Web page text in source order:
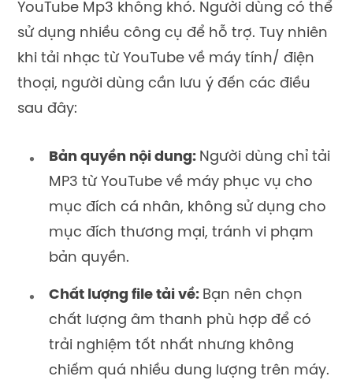
YouTube Mp3 không khó. Người dùng có thể
sử dụng nhiều công cụ để hỗ trợ. Tuy nhiên
khi tải nhạc từ YouTube về máy tính/ điện
thoại, người dùng cần lưu ý đến các điều
sau đây:
Bản quyền nội dung: Người dùng chỉ tải
MP3 từ YouTube về máy phục vụ cho
mục đích cá nhân, không sử dụng cho
mục đích thương mại, tránh vi phạm
bản quyền.
Chất lượng file tải về: Bạn nên chọn
chất lượng âm thanh phù hợp để có
trải nghiệm tốt nhất nhưng không
chiếm quá nhiều dung lượng trên máy.